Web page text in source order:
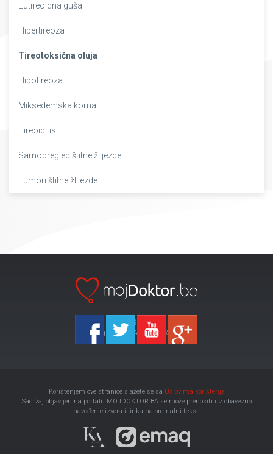
Eutireoidna guša
Hipertireoza
Tireotoksična oluja
Hipotireoza
Miksedemska koma
Tireoiditis
Samopregled štitne žlijezde
Tumori štitne žlijezde
Ka-Agencija
Copyright 2026 All Right Reserved
Korištenjem ove stranice slažete se sa Uslovima korištenja
Sadržaj objavljen na portalu MOJDOKTOR.BA se može prenositi uz obavezno
navođenje izvora i linka na orginalni tekst.